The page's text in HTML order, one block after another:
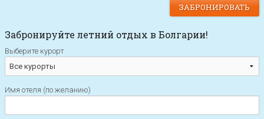
ЗАБРОНИРОВАТЬ
Забронируйте летний отдых в Болгарии!
Выберите курорт
Имя отеля (по желанию)